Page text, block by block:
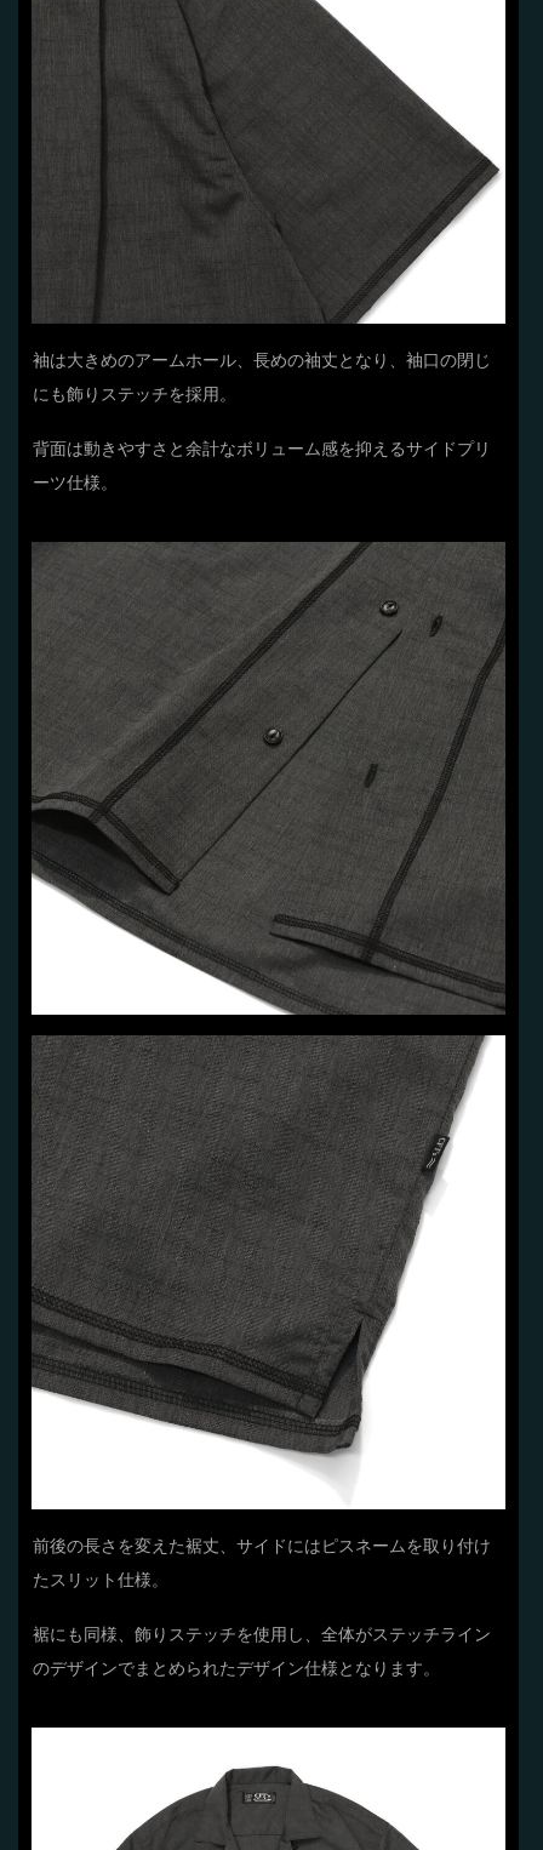
袖は大きめのアームホール、長めの袖丈となり、袖口の閉じ
にも飾りステッチを採用。
背面は動きやすさと余計なボリューム感を抑えるサイドプリ
ーツ仕様。
前後の長さを変えた裾丈、サイドにはピスネームを取り付け
たスリット仕様。
裾にも同様、飾りステッチを使用し、全体がステッチライン
のデザインでまとめられたデザイン仕様となります。